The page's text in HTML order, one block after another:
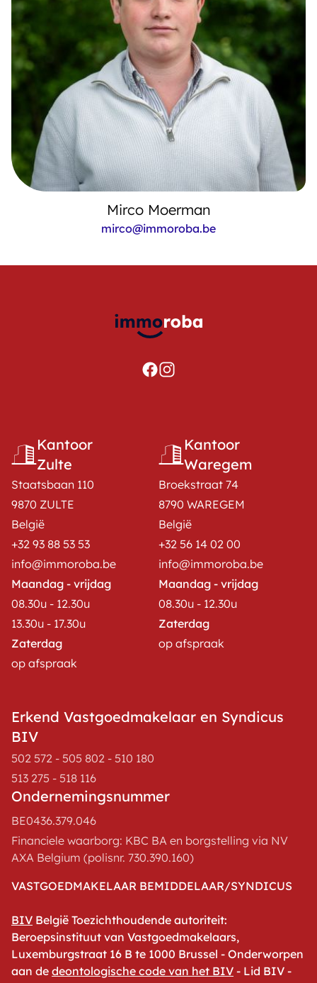
Mirco Moerman
mirco@immoroba.be
Kantoor
Zulte
Staatsbaan 110
9870 ZULTE
België
+32 93 88 53 53
info@immoroba.be
Maandag - vrijdag
08.30u - 12.30u
13.30u - 17.30u
Zaterdag
op afspraak
Kantoor
Waregem
Broekstraat 74
8790 WAREGEM
België
+32 56 14 02 00
info@immoroba.be
Maandag - vrijdag
08.30u - 12.30u
Zaterdag
op afspraak
Erkend Vastgoedmakelaar en Syndicus
BIV
502 572 - 505 802 - 510 180
513 275 - 518 116
Ondernemingsnummer
BE0436.379.046
Financiele waarborg: KBC BA en borgstelling via NV
AXA Belgium (polisnr. 730.390.160)
VASTGOEDMAKELAAR BEMIDDELAAR/SYNDICUS
BIV België Toezichthoudende autoriteit:
Beroepsinstituut van Vastgoedmakelaars,
Luxemburgstraat 16 B te 1000 Brussel - Onderworpen
aan de deontologische code van het BIV - Lid BIV -